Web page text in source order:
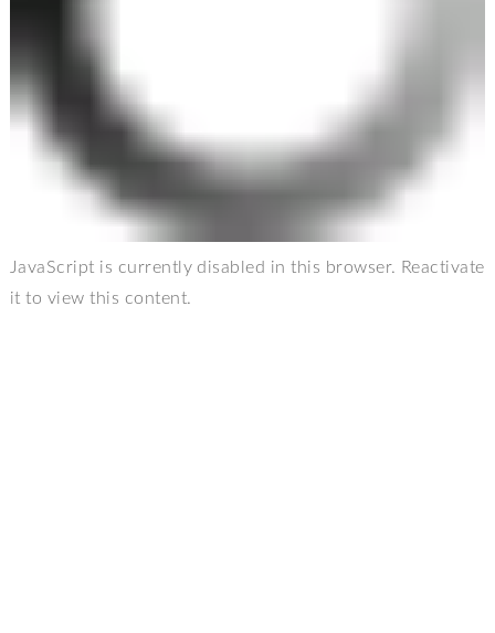
JavaScript is currently disabled in this browser. Reactivate
it to view this content.